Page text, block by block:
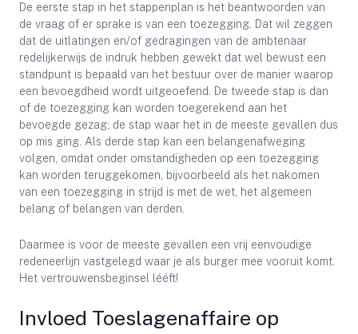
De eerste stap in het stappenplan is het beantwoorden van
de vraag of er sprake is van een toezegging. Dat wil zeggen
dat de uitlatingen en/of gedragingen van de ambtenaar
redelijkerwijs de indruk hebben gewekt dat wel bewust een
standpunt is bepaald van het bestuur over de manier waarop
een bevoegdheid wordt uitgeoefend. De tweede stap is dan
of de toezegging kan worden toegerekend aan het
bevoegde gezag; de stap waar het in de meeste gevallen dus
op mis ging. Als derde stap kan een belangenafweging
volgen, omdat onder omstandigheden op een toezegging
kan worden teruggekomen, bijvoorbeeld als het nakomen
van een toezegging in strijd is met de wet, het algemeen
belang of belangen van derden.
Daarmee is voor de meeste gevallen een vrij eenvoudige
redeneerlijn vastgelegd waar je als burger mee vooruit komt.
Het vertrouwensbeginsel lééft!
Invloed Toeslagenaffaire op